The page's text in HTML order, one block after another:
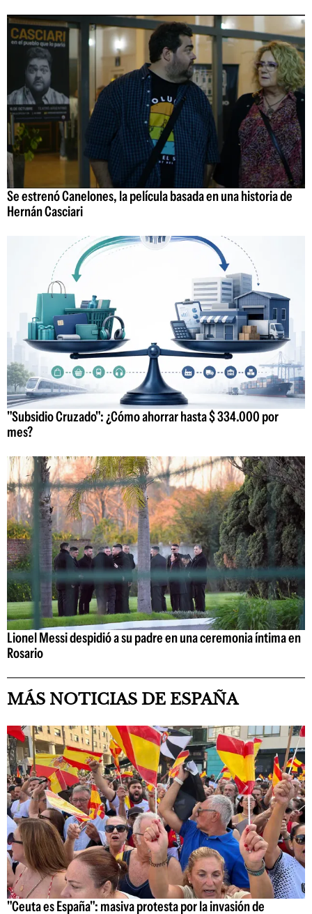
Se estrenó Canelones, la película basada en una historia de
Hernán Casciari
"Subsidio Cruzado": ¿Cómo ahorrar hasta $ 334.000 por
mes?
Lionel Messi despidió a su padre en una ceremonia íntima en
Rosario
MÁS NOTICIAS DE ESPAÑA
"Ceuta es España": masiva protesta por la invasión de